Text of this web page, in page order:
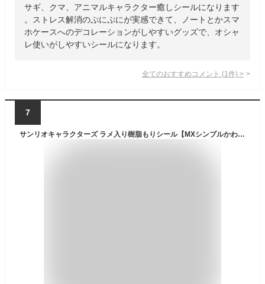
サギ、クマ、アニマルキャラクター癒しシールになります
。ストレス解消のぷにぷにが実感できて、ノートとかスマ
ホケースへのデコレーションがしやすいグッズで、オシャ
レ使いがしやすいシールになります。
全てのおすすめコメント (1 件) >
7
サンリオキャラクターズ ラメ入り樹脂もりシール【MXシンプルかわいい!】 001797-52